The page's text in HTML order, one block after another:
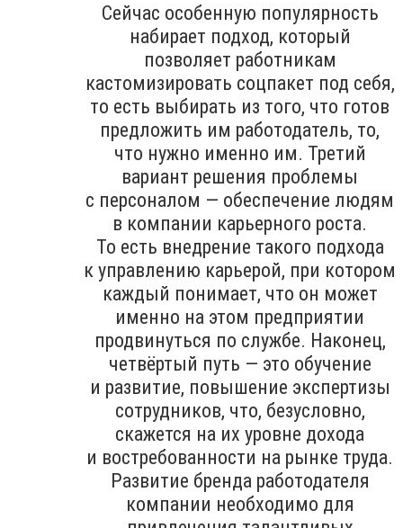
Сейчас особенную популярность
набирает подход, который
позволяет работникам
кастомизировать соцпакет под себя,
то есть выбирать из того, что готов
предложить им работодатель, то,
что нужно именно им. Третий
вариант решения проблемы
с персоналом — обеспечение людям
в компании карьерного роста.
То есть внедрение такого подхода
к управлению карьерой, при котором
каждый понимает, что он может
именно на этом предприятии
продвинуться по службе. Наконец,
четвёртый путь — это обучение
и развитие, повышение экспертизы
сотрудников, что, безусловно,
скажется на их уровне дохода
и востребованности на рынке труда.
Развитие бренда работодателя
компании необходимо для